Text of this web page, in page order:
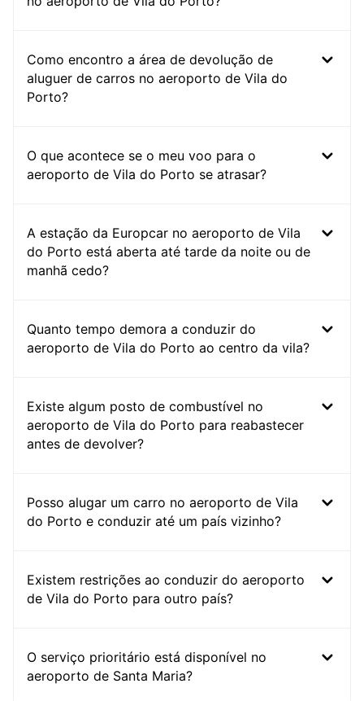
Como encontro a área de devolução de
aluguer de carros no aeroporto de Vila do
Porto?
O que acontece se o meu voo para o
aeroporto de Vila do Porto se atrasar?
A estação da Europcar no aeroporto de Vila
do Porto está aberta até tarde da noite ou de
manhã cedo?
Quanto tempo demora a conduzir do
aeroporto de Vila do Porto ao centro da vila?
Existe algum posto de combustível no
aeroporto de Vila do Porto para reabastecer
antes de devolver?
Posso alugar um carro no aeroporto de Vila
do Porto e conduzir até um país vizinho?
Existem restrições ao conduzir do aeroporto
de Vila do Porto para outro país?
O serviço prioritário está disponível no
aeroporto de Santa Maria?